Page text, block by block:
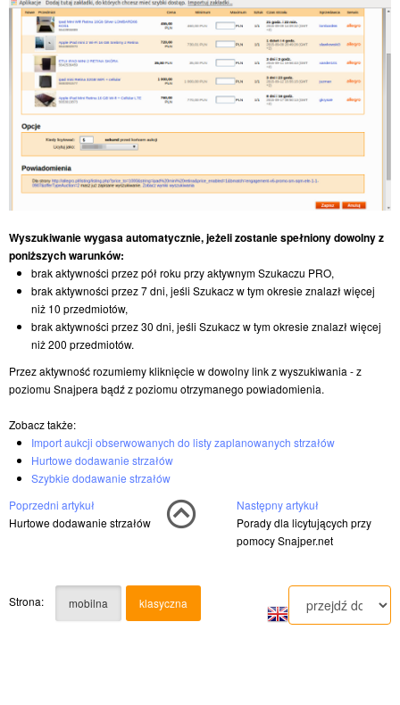
Wyszukiwanie wygasa automatycznie, jeżeli zostanie spełniony dowolny z
poniższych warunków:
brak aktywności przez pół roku przy aktywnym Szukaczu PRO,
brak aktywności przez 7 dni, jeśli Szukacz w tym okresie znalazł więcej
niż 10 przedmiotów,
brak aktywności przez 30 dni, jeśli Szukacz w tym okresie znalazł więcej
niż 200 przedmiotów.
Przez aktywność rozumiemy kliknięcie w dowolny link z wyszukiwania - z
poziomu Snajpera bądź z poziomu otrzymanego powiadomienia.
Zobacz także:
Import aukcji obserwowanych do listy zaplanowanych strzałów
Hurtowe dodawanie strzałów
Szybkie dodawanie strzałów
Poprzedni artykuł
Hurtowe dodawanie strzałów
Następny artykuł
Porady dla licytujących przy
pomocy Snajper.net
Strona: mobilna klasyczna